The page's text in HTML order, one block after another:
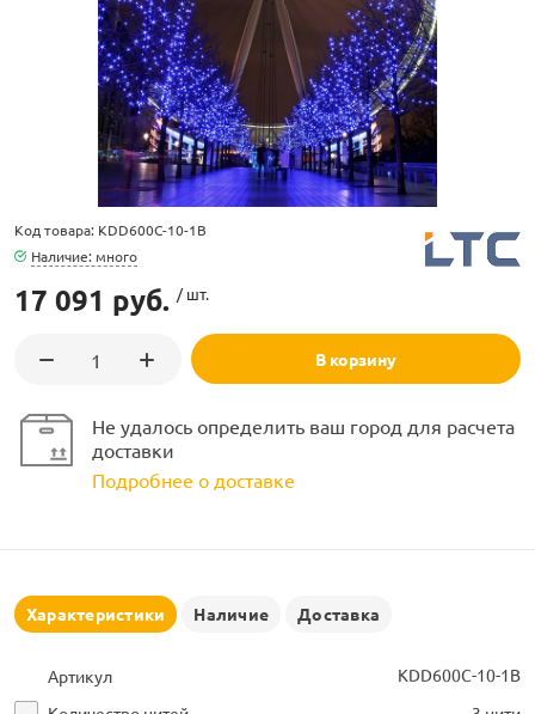
Код товара: KDD600C-10-1B
Наличие: много
17 091 руб. / шт.
В корзину
Не удалось определить ваш город для расчета
доставки
Подробнее о доставке
Характеристики Наличие Доставка
Артикул
KDD600C-10-1B